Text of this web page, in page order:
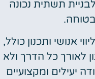
תשתית נכונה
אנושי ותכנון כולל,
לאורך כל הדרך ולא
יעילים ומקצועיים